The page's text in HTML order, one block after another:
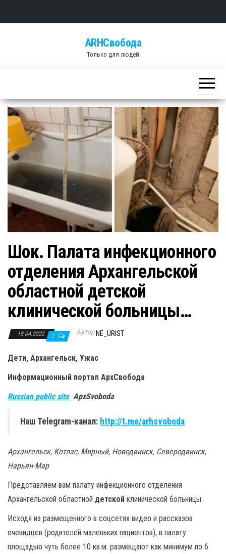
ARHСвобода
Только для людей
Шок. Палата инфекционного
отделения Архангельской
областной детской
клинической больницы…
18.04.2022 0 Автор NE_URIST
Дети, Архангельск, Ужас
Информационный портал АрхСвобода
Russian public siteApxSvoboda
Наш Telegram-канал: http://t.me/arhsvoboda
Архангельск, Котлас, Мирный, Новодвинск, Северодвинск,
Нарьян-Мар
Представляем вам палату инфекционного отделения
Архангельской областной детской клинической больницы.
Исходя из размещенного в соцсетях видео и рассказов
очевидцев (родителей маленьких пациентов), в палату
площадью чуть более 10 кв.м. размещают как минимум по 6